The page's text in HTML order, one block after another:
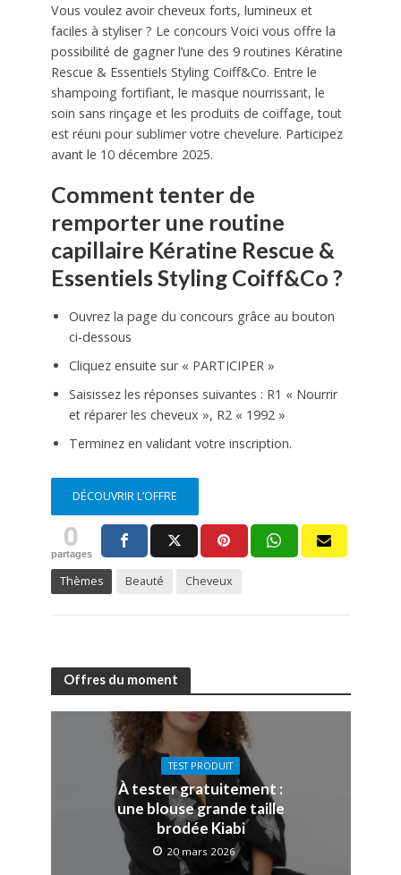
Vous voulez avoir cheveux forts, lumineux et
faciles à styliser ? Le concours Voici vous offre la
possibilité de gagner l’une des 9 routines Kératine
Rescue & Essentiels Styling Coiff&Co. Entre le
shampoing fortifiant, le masque nourrissant, le
soin sans rinçage et les produits de coiffage, tout
est réuni pour sublimer votre chevelure. Participez
avant le 10 décembre 2025.
Comment tenter de
remporter une routine
capillaire Kératine Rescue &
Essentiels Styling Coiff&Co ?
Ouvrez la page du concours grâce au bouton
ci-dessous
Cliquez ensuite sur « PARTICIPER »
Saisissez les réponses suivantes : R1 « Nourrir
et réparer les cheveux », R2 « 1992 »
Terminez en validant votre inscription.
DÉCOUVRIR L’OFFRE
0
partages
Thèmes Beauté Cheveux
Offres du moment
TEST PRODUIT
À tester gratuitement :
une blouse grande taille
brodée Kiabi
20 mars 2026